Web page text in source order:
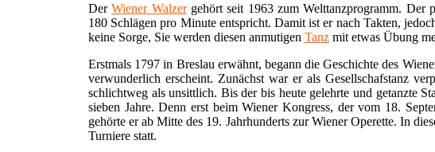
DerWiener Walzergehört seit 1963 zum Welttanzprogramm. Der
180 Schlägen pro Minute entspricht. Damit ist er nach Takten,
keine Sorge, Sie werden diesen anmutigen Tanz mit etwas Übung
Erstmals 1797 in Breslau erwähnt, begann die Geschichte des
verwunderlich erscheint. Zunächst war er als Gesellschafstanz
schlichtweg als unsittlich. Bis der bis heute gelehrte und getanzte
sieben Jahre. Denn erst beim Wiener Kongress, der vom 18.
gehörte er ab Mitte des 19. Jahrhunderts zur Wiener Operette. In
Turniere statt.